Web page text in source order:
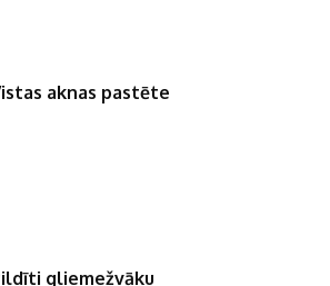
aknas pastēte
gliemežvāku